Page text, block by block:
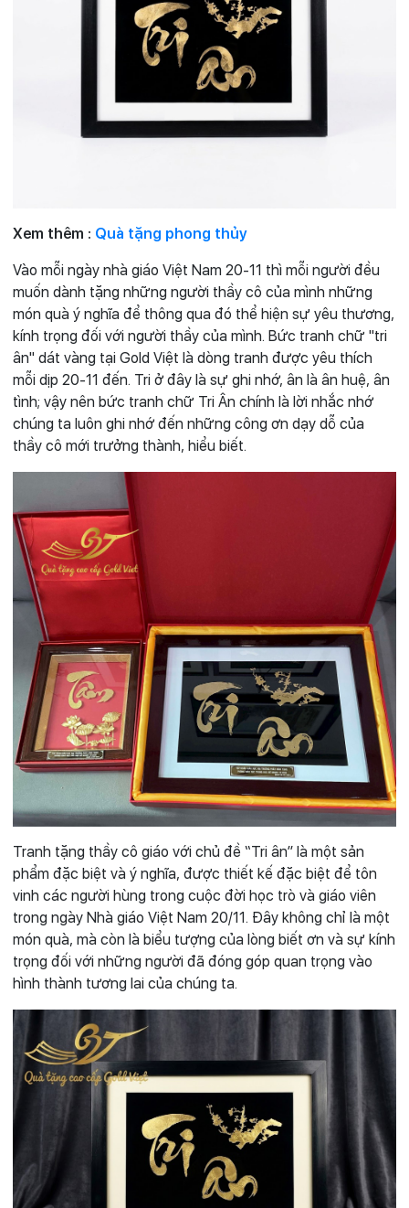
Xem thêm : Quà tặng phong thủy
Vào mỗi ngày nhà giáo Việt Nam 20-11 thì mỗi người đều
muốn dành tặng những người thầy cô của mình những
món quà ý nghĩa để thông qua đó thể hiện sự yêu thương,
kính trọng đối với người thầy của mình. Bức tranh chữ "tri
ân" dát vàng tại Gold Việt là dòng tranh được yêu thích
mỗi dịp 20-11 đến. Tri ở đây là sự ghi nhớ, ân là ân huệ, ân
tình; vậy nên bức tranh chữ Tri Ân chính là lời nhắc nhớ
chúng ta luôn ghi nhớ đến những công ơn dạy dỗ của
thầy cô mới trưởng thành, hiểu biết.
Tranh tặng thầy cô giáo với chủ đề “Tri ân” là một sản
phẩm đặc biệt và ý nghĩa, được thiết kế đặc biệt để tôn
vinh các người hùng trong cuộc đời học trò và giáo viên
trong ngày Nhà giáo Việt Nam 20/11. Đây không chỉ là một
món quà, mà còn là biểu tượng của lòng biết ơn và sự kính
trọng đối với những người đã đóng góp quan trọng vào
hình thành tương lai của chúng ta.